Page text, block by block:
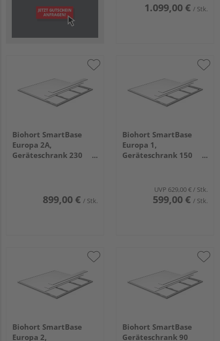
1.099,00 € / Stk.
Biohort SmartBase
Europa 2A,
Geräteschrank 230
899,00 € / Stk.
Biohort SmartBase
Europa 1,
Geräteschrank 150
UVP 629,00 €/ Stk.
599,00 € / Stk.
Biohort SmartBase
Europa 2,
Biohort SmartBase
Geräteschrank 90